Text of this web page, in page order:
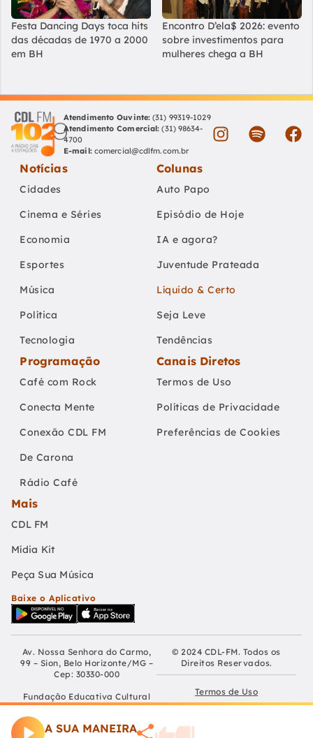
A SUA MANEIRA
Festa Dancing Days toca hits
das décadas de 1970 a 2000
em BH
Encontro D’ela$ 2026: evento
sobre investimentos para
mulheres chega a BH
Atendimento Ouvinte: (31) 99319-1029
Atendimento Comercial: (31) 98634-
4700
E-mail: comercial@cdlfm.com.br
Notícias
Cidades
Cinema e Séries
Economia
Esportes
Música
Política
Tecnologia
Colunas
Auto Papo
Episódio de Hoje
IA e agora?
Juventude Prateada
Líquido & Certo
Seja Leve
Tendências
Programação
Café com Rock
Conecta Mente
Conexão CDL FM
De Carona
Rádio Café
Canais Diretos
Termos de Uso
Políticas de Privacidade
Preferências de Cookies
Mais
CDL FM
Mídia Kit
Peça Sua Música
Baixe o Aplicativo
Av. Nossa Senhora do Carmo,
99 – Sion, Belo Horizonte/MG –
Cep: 30330-000
Fundação Educativa Cultural
Câmara De Dirigentes Lojistas
CNPJ: 04.210.060/0001-90
© 2024 CDL-FM. Todos os
Direitos Reservados.
Termos de Uso